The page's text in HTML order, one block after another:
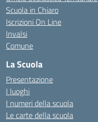
Scuola in Chiaro
Iscrizioni On Line
Invalsi
Comune
La Scuola
Presentazione
I luoghi
I numeri della scuola
Le carte della scuola